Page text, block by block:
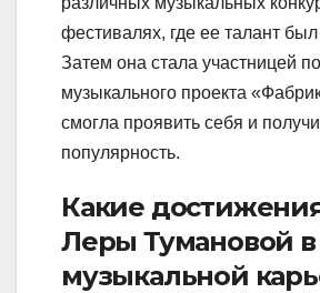
фестивалях, где ее талант
Затем она стала участницей
музыкального проекта
смогла проявить себя и
популярность.
Какие
Леры Тумановой в
музыкальной